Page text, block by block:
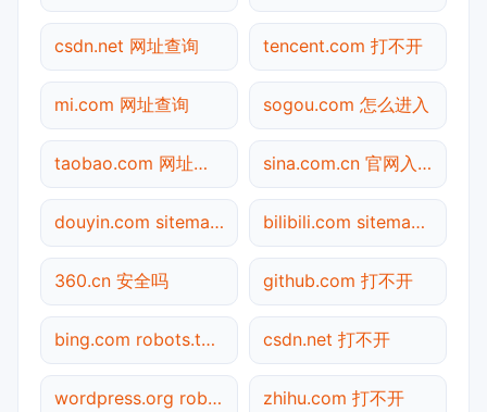
csdn.net 网址查询 tencent.com 打不开
mi.com 网址查询 sogou.com 怎么进入
taobao.com 网址查询 sina.com.cn 官网入口
douyin.com sitemap.xml检测 bilibili.com sitemap.xml检测
360.cn 安全吗 github.com 打不开
bing.com robots.txt检测 csdn.net 打不开
wordpress.org robots.txt检测 zhihu.com 打不开